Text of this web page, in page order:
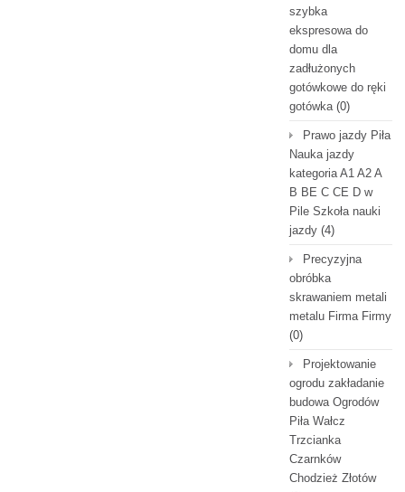
szybka
ekspresowa do
domu dla
zadłużonych
gotówkowe do ręki
gotówka(0)
Prawo jazdy Piła
Nauka jazdy
kategoria A1 A2 A
B BE C CE D‎ w
Pile Szkoła nauki
jazdy (4)
Precyzyjna
obróbka
skrawaniem metali
metalu Firma Firmy
(0)
Projektowanie
ogrodu zakładanie
budowa Ogrodów
Piła Wałcz
Trzcianka
Czarnków
Chodzież Złotów